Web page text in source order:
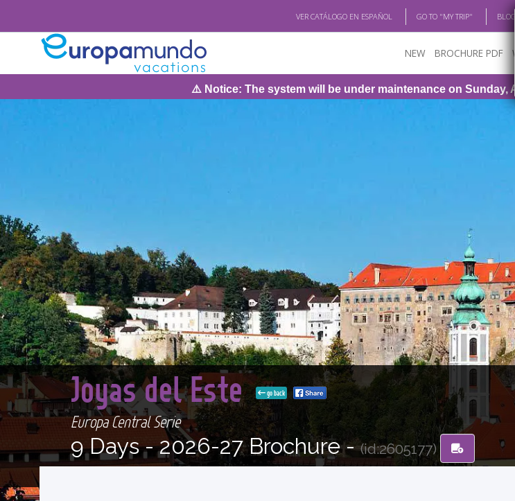
VER CATÁLOGO EN ESPAÑOL GO TO "MY TRIP" BLOG
NEW BROCHURE PDF
⚠️ Notice: The system will be under maintenance on Sunday, August 9th,
Joyas del Este go back
Europa Central Serie
9 Days -2026-27 Brochure -(id:2605177)